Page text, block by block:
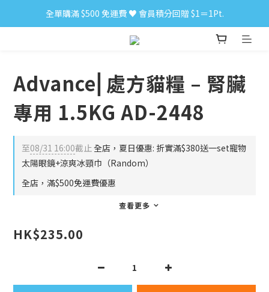
小食購滿 $300 順豐免運費 ‼
全單購滿 $500 免運費 ♥︎ 會員積分回贈 $1＝1Pt.
小食購滿 $300 順豐免運費 ‼
Advance⎜處方貓糧 – 腎臟
專用 1.5KG AD-2448
至08/31 16:00截止全店，夏日優惠: 折實滿$380送一set寵物
太陽眼鏡+涼爽冰頸巾（Random）
全店，滿$500免運費優惠
查看更多
HK$235.00